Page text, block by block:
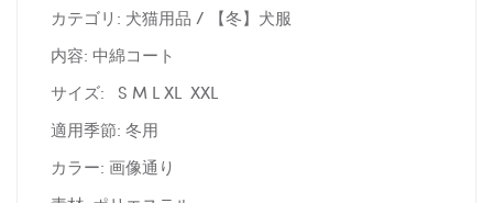
カテゴリ: 犬猫用品 / 【冬】犬服
内容: 中綿コート
サイズ: S M L XL XXL
適用季節: 冬用
カラー: 画像通り